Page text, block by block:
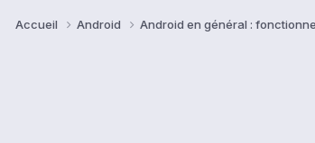
Accueil Android Android en général :